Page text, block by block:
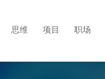
思维 项目 职场